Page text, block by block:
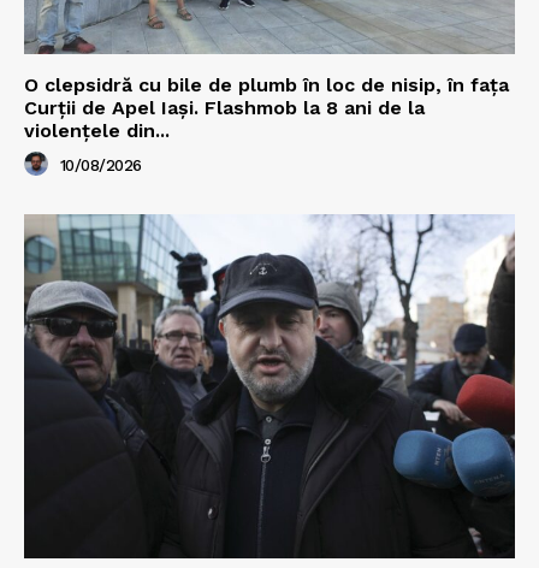
O clepsidră cu bile de plumb în loc de nisip, în fața
Curții de Apel Iași. Flashmob la 8 ani de la
violențele din...
10/08/2026